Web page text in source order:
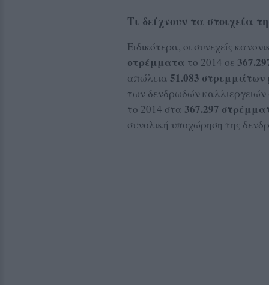
Τι δείχνουν τα στοιχεία
Ειδικότερα, οι συνεχείς
στρέμματα το 2014 σε
απώλεια 51.083 στρεμμάτων
των δενδρωδών καλλιεργειών
το 2014 στα 367.297
συνολική υποχώρηση της